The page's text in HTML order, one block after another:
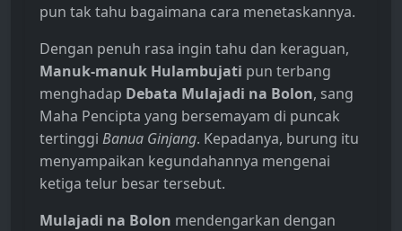
pun tak tahu bagaimana cara menetaskannya.
Dengan penuh rasa ingin tahu dan keraguan,
Manuk-manuk Hulambujati pun terbang
menghadap Debata Mulajadi na Bolon, sang
Maha Pencipta yang bersemayam di puncak
tertinggi Banua Ginjang. Kepadanya, burung itu
menyampaikan kegundahannya mengenai
ketiga telur besar tersebut.
Mulajadi na Bolon mendengarkan dengan